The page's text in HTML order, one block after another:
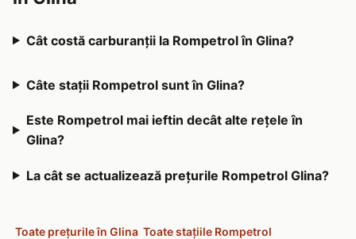
Cât costă carburanții la Rompetrol în Glina?
Câte stații Rompetrol sunt în Glina?
Este Rompetrol mai ieftin decât alte rețele în
Glina?
La cât se actualizează prețurile Rompetrol Glina?
Toate prețurile în Glina Toate stațiile Rompetrol